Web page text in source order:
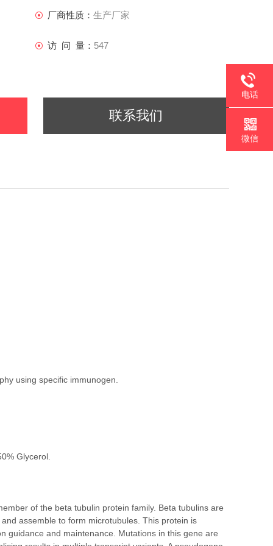
厂商性质： 生产厂家
访 问 量： 547
联系我们
using specific immunogen.
Glycerol.
of the beta tubulin protein family. Beta tubulins are
assemble to form microtubules. This protein is
guidance and maintenance. Mutations in this gene are
电话
微信